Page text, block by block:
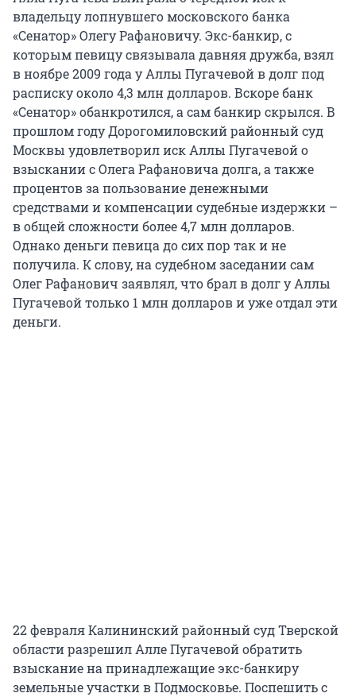
владельцу лопнувшего московского банка
«Сенатор» Олегу Рафановичу. Экс-банкир, с
которым певицу связывала давняя дружба, взял
в ноябре 2009 года у Аллы Пугачевой в долг под
расписку около 4,3 млн долларов. Вскоре банк
«Сенатор» обанкротился, а сам банкир скрылся. В
прошлом году Дорогомиловский районный суд
Москвы удовлетворил иск Аллы Пугачевой о
взыскании с Олега Рафановича долга, а также
процентов за пользование денежными
средствами и компенсации судебные издержки –
в общей сложности более 4,7 млн долларов.
Однако деньги певица до сих пор так и не
получила. К слову, на судебном заседании сам
Олег Рафанович заявлял, что брал в долг у Аллы
Пугачевой только 1 млн долларов и уже отдал эти
деньги.
22 февраля Калининский районный суд Тверской
области разрешил Алле Пугачевой обратить
взыскание на принадлежащие экс-банкиру
земельные участки в Подмосковье. Поспешить с